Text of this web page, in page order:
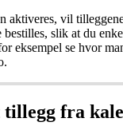
aktiveres, vil
bestilles, slik at du
eksempel se hvor
.
tillegg fra